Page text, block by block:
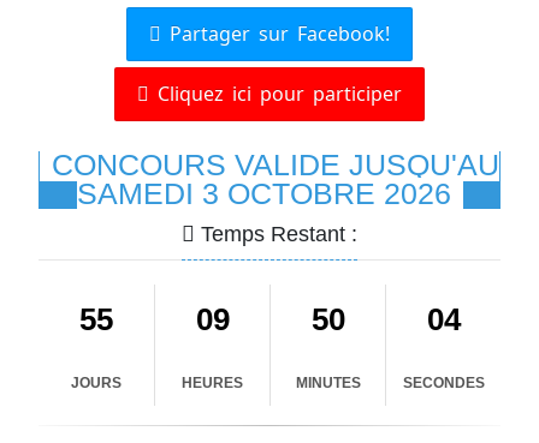
Partager sur Facebook!
Cliquez ici pour participer
CONCOURS VALIDE JUSQU'AU
SAMEDI 3 OCTOBRE 2026
Temps Restant :
55
JOURS
09
HEURES
50
MINUTES
04
SECONDES